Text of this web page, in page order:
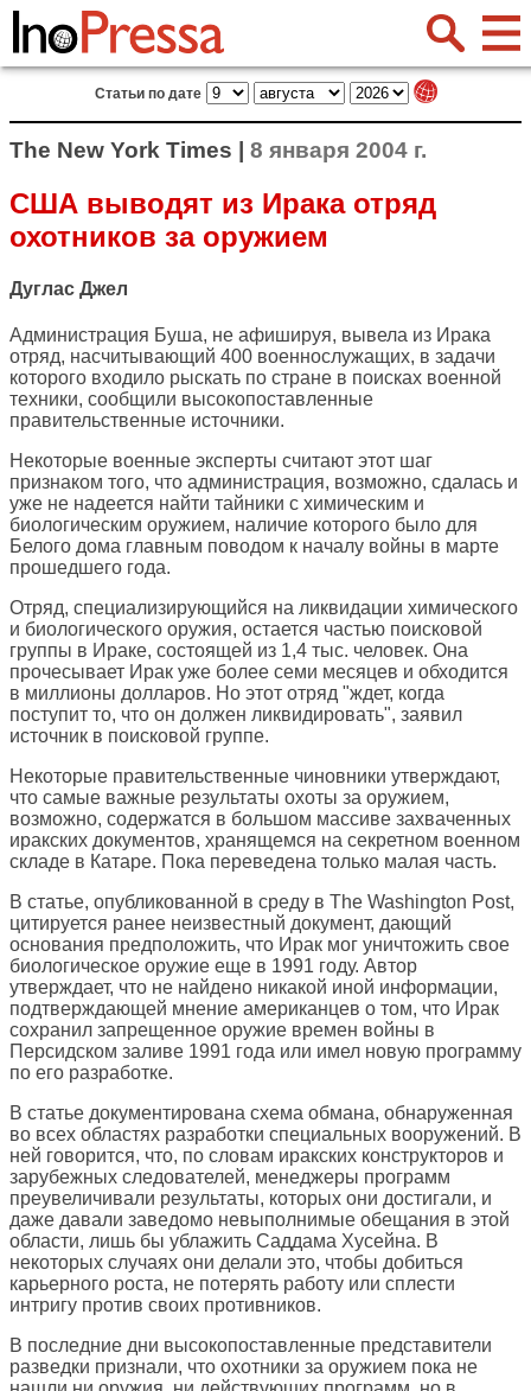
Статьи по дате
The New York Times | 8 января 2004 г.
США выводят из Ирака отряд
охотников за оружием
Дуглас Джел
Администрация Буша, не афишируя, вывела из Ирака
отряд, насчитывающий 400 военнослужащих, в задачи
которого входило рыскать по стране в поисках военной
техники, сообщили высокопоставленные
правительственные источники.
Некоторые военные эксперты считают этот шаг
признаком того, что администрация, возможно, сдалась и
уже не надеется найти тайники с химическим и
биологическим оружием, наличие которого было для
Белого дома главным поводом к началу войны в марте
прошедшего года.
Отряд, специализирующийся на ликвидации химического
и биологического оружия, остается частью поисковой
группы в Ираке, состоящей из 1,4 тыс. человек. Она
прочесывает Ирак уже более семи месяцев и обходится
в миллионы долларов. Но этот отряд "ждет, когда
поступит то, что он должен ликвидировать", заявил
источник в поисковой группе.
Некоторые правительственные чиновники утверждают,
что самые важные результаты охоты за оружием,
возможно, содержатся в большом массиве захваченных
иракских документов, хранящемся на секретном военном
складе в Катаре. Пока переведена только малая часть.
В статье, опубликованной в среду в The Washington Post,
цитируется ранее неизвестный документ, дающий
основания предположить, что Ирак мог уничтожить свое
биологическое оружие еще в 1991 году. Автор
утверждает, что не найдено никакой иной информации,
подтверждающей мнение американцев о том, что Ирак
сохранил запрещенное оружие времен войны в
Персидском заливе 1991 года или имел новую программу
по его разработке.
В статье документирована схема обмана, обнаруженная
во всех областях разработки специальных вооружений. В
ней говорится, что, по словам иракских конструкторов и
зарубежных следователей, менеджеры программ
преувеличивали результаты, которых они достигали, и
даже давали заведомо невыполнимые обещания в этой
области, лишь бы ублажить Саддама Хусейна. В
некоторых случаях они делали это, чтобы добиться
карьерного роста, не потерять работу или сплести
интригу против своих противников.
В последние дни высокопоставленные представители
разведки признали, что охотники за оружием пока не